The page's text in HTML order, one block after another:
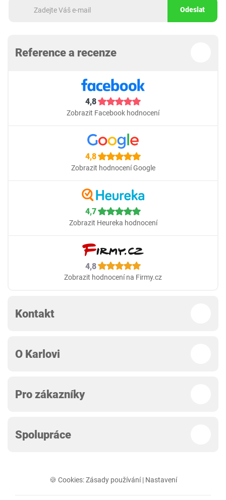
Odeslat
Reference a recenze
4,8
Zobrazit Facebook hodnocení
4,8
Zobrazit hodnocení Google
4,7
Zobrazit Heureka hodnocení
4,8
Zobrazit hodnocení na Firmy.cz
Kontakt
O Karlovi
Pro zákazníky
Spolupráce
🍪 Cookies:Zásady používání| Nastavení